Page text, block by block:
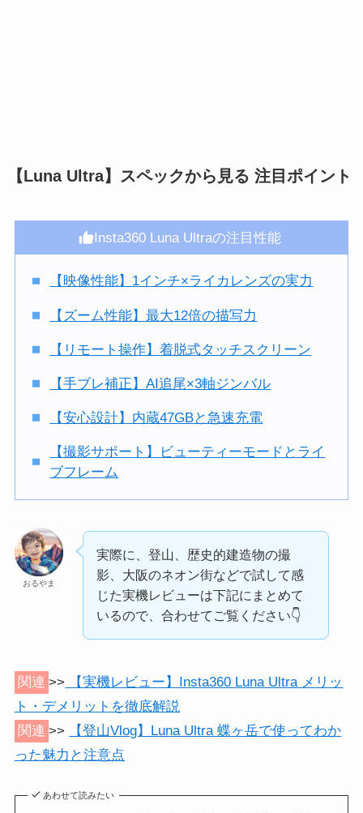
【Luna Ultra】スペックから見る 注目ポイント
Insta360 Luna Ultraの注目性能
【映像性能】1インチ×ライカレンズの実力
【ズーム性能】最大12倍の描写力
【リモート操作】着脱式タッチスクリーン
【手ブレ補正】AI追尾×3軸ジンバル
【安心設計】内蔵47GBと急速充電
【撮影サポート】ビューティーモードとライ
ブフレーム
おるやま
実際に、登山、歴史的建造物の撮
影、大阪のネオン街などで試して感
じた実機レビューは下記にまとめて
いるので、合わせてご覧ください👇️
関連 >> 【実機レビュー】Insta360 Luna Ultra メリッ
ト・デメリットを徹底解説
関連 >>
【登山Vlog】Luna Ultra 蝶ヶ岳で使ってわか
った魅力と注意点
あわせて読みたい